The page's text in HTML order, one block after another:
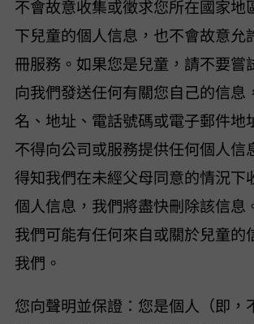
VideoHunter 不會故意收集或徵求您所在國
下兒童的個人信息，也不會故意允
冊服務。如果您是兒童，請不要嘗
向我們發送任何有關您自己的信息
名、地址、電話號碼或電子郵件地
不得向公司或服務提供任何個人信
得知我們在未經父母同意的情況下
個人信息，我們將盡快刪除該信息
我們可能有任何來自或關於兒童的
我們 videohunter_official@outlook.com。
您向 VideoHunter 聲明並保證：(i) 您是個人（